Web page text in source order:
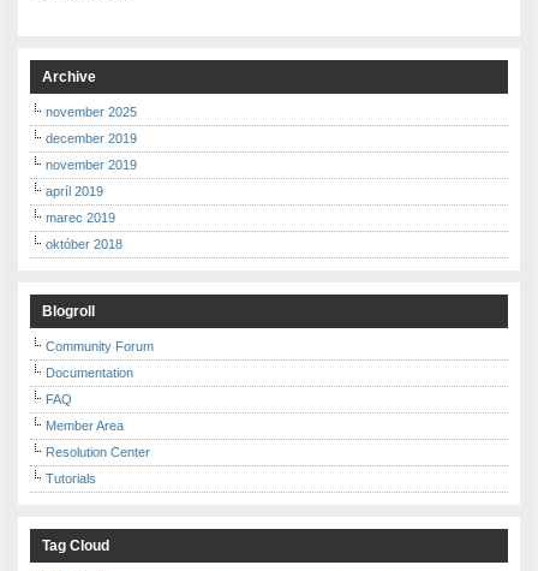
Archive
november 2025
december 2019
november 2019
apríl 2019
marec 2019
október 2018
Blogroll
Community Forum
Documentation
FAQ
Member Area
Resolution Center
Tutorials
Tag Cloud